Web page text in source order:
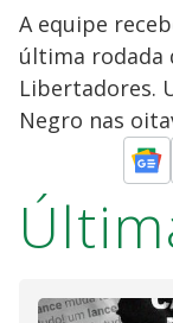
A equipe
última rodada
Libertadores.
Negro nas